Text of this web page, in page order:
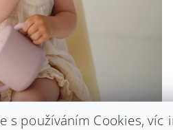
s používáním Cookies,